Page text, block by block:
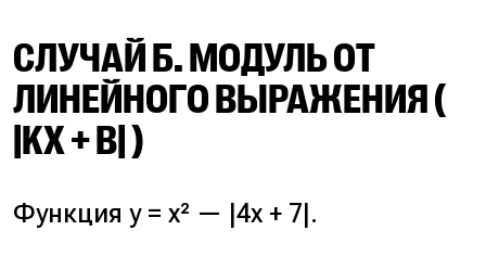
СЛУЧАЙ Б. МОДУЛЬ ОТ
ЛИНЕЙНОГО ВЫРАЖЕНИЯ (
|KX + B| )
Функция y = x² — |4x + 7|.